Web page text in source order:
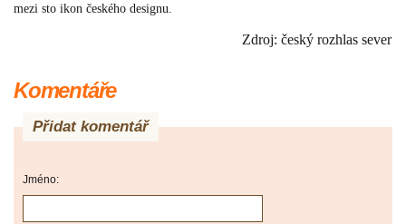
mezi sto ikon českého designu.
Zdroj: český rozhlas sever
Komentáře
Přidat komentář
Jméno: